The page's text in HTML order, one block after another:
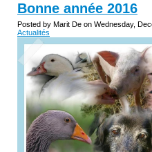
Bonne année 2016
Posted by Marit De on Wednesday,
Actualités